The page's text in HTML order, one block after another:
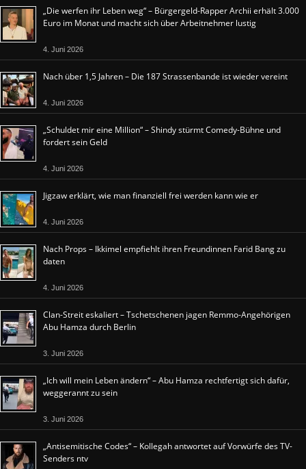
„Die werfen ihr Leben weg“ – Bürgergeld-Rapper Archii erhält 3.000
Euro im Monat und macht sich über Arbeitnehmer lustig
4. Juni 2026
Nach über 1,5 Jahren – Die 187 Strassenbande ist wieder vereint
4. Juni 2026
„Schuldet mir eine Million“ – Shindy stürmt Comedy-Bühne und
fordert sein Geld
4. Juni 2026
Jigzaw erklärt, wie man finanziell frei werden kann wie er
4. Juni 2026
Nach Props – Ikkimel empfiehlt ihren Freundinnen Farid Bang zu
daten
4. Juni 2026
Clan-Streit eskaliert – Tschetschenen jagen Remmo-Angehörigen
Abu Hamza durch Berlin
3. Juni 2026
„Ich will mein Leben ändern“ – Abu Hamza rechtfertigt sich dafür,
weggerannt zu sein
3. Juni 2026
„Antisemitische Codes“ – Kollegah antwortet auf Vorwürfe des TV-
Senders ntv